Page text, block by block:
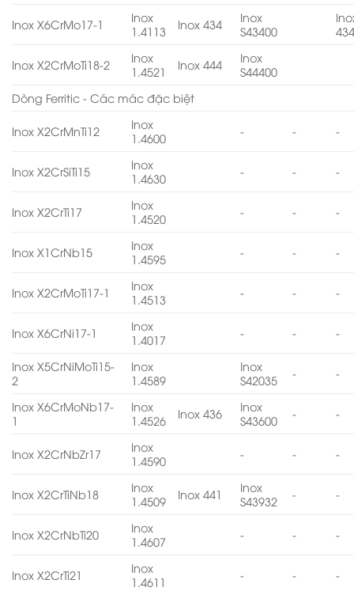
Inox X6CrMo17-1
Inox
1.4113
Inox 434
Inox
S43400
Inox X2CrMoTi18-2
Inox
1.4521
Inox 444
Inox
S44400
Dòng Ferritic - Các mác đặc biệt
Inox X2CrMnTi12
Inox
1.4600
- - -
Inox X2CrSiTi15
Inox
1.4630
- - -
Inox X2CrTi17
Inox
1.4520
- - -
Inox X1CrNb15
Inox
1.4595
- - -
Inox X2CrMoTi17-1
Inox
1.4513
- - -
Inox X6CrNi17-1
Inox
1.4017
- - -
Inox X5CrNiMoTi15-
2
Inox
1.4589
Inox
S42035
- -
Inox X6CrMoNb17-
1
Inox
1.4526
Inox 436
Inox
S43600
- -
Inox X2CrNbZr17
Inox
1.4590
- - -
Inox X2CrTiNb18
Inox
1.4509
Inox 441
Inox
S43932
- -
Inox X2CrNbTi20
Inox
1.4607
- - -
Inox X2CrTi21
Inox
1.4611
- - -